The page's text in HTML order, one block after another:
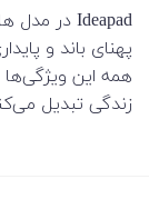
پهنای باند و
زندگی تبدیل